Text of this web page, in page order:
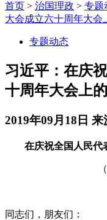
首页 > 治国理政 > 专题
大会成立六十周年大会
专题动态
习近平：在庆
十周年大会上
2019年09月18日 来
在庆祝全国人民代
同志们，朋友们：